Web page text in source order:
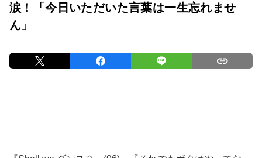
涙！「今日いただいた言葉は一生忘れませ
ん」